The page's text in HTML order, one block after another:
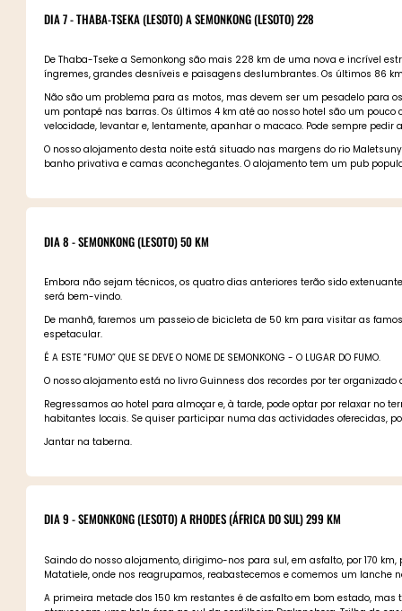
DIA 7 - THABA-TSEKA (LESOTO) A SEMONKONG (LESOTO) 228
De Thaba-Tseke a Semonkong são mais 228 km de uma nova e incrível
íngremes, grandes desníveis e paisagens deslumbrantes. Os últimos 86
Não são um problema para as motos, mas devem ser um pesadelo para
um pontapé nas barras. Os últimos 4 km até ao nosso hotel são um
velocidade, levantar e, lentamente, apanhar o macaco. Pode sempre
O nosso alojamento desta noite está situado nas margens do rio
banho privativa e camas aconchegantes. O alojamento tem um pub
DIA 8 - SEMONKONG (LESOTO) 50 KM
Embora não sejam técnicos, os quatro dias anteriores terão sido
será bem-vindo.
De manhã, faremos um passeio de bicicleta de 50 km para visitar as
espetacular.
É A ESTE “FUMO” QUE SE DEVE O NOME DE SEMONKONG - O LUGAR DO FUMO.
O nosso alojamento está no livro Guinness dos recordes por ter
Regressamos ao hotel para almoçar e, à tarde, pode optar por relaxar no
habitantes locais. Se quiser participar numa das actividades oferecidas,
Jantar na taberna.
DIA 9 - SEMONKONG (LESOTO) A RHODES (ÁFRICA DO SUL) 299 KM
Saindo do nosso alojamento, dirigimo-nos para sul, em asfalto, por 170
Matatiele, onde nos reagrupamos, reabastecemos e comemos um
A primeira metade dos 150 km restantes é de asfalto em bom estado,